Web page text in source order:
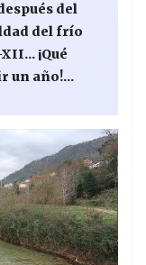
del
del frío
¡Qué
un año!...